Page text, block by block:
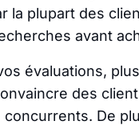
la plupart des
avant
évaluations,
des
concurrents. De